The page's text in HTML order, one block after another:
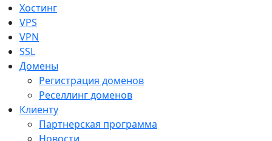
Хостинг
VPS
VPN
SSL
Домены
Регистрация доменов
Реселлинг доменов
Клиенту
Партнерская программа
Новости